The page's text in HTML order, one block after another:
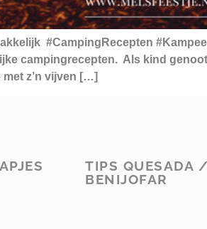
#CampingRecepten
campingrecepten. Als kind
z’n vijven […]
TIPS QUESADA /
BENIJOFAR